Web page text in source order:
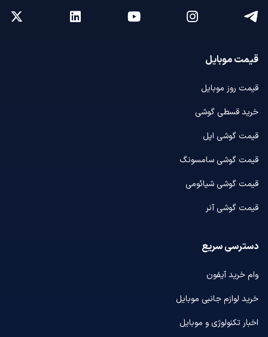
قیمت موبایل
قیمت روز موبایل
خرید قسطی گوشی
قیمت گوشی اپل
قیمت گوشی سامسونگ
قیمت گوشی شیائومی
قیمت گوشی آنر
دسترسی سریع
وام خرید آیفون
خرید لوازم جانبی موبایل
اخبار تکنولوژی و موبایل